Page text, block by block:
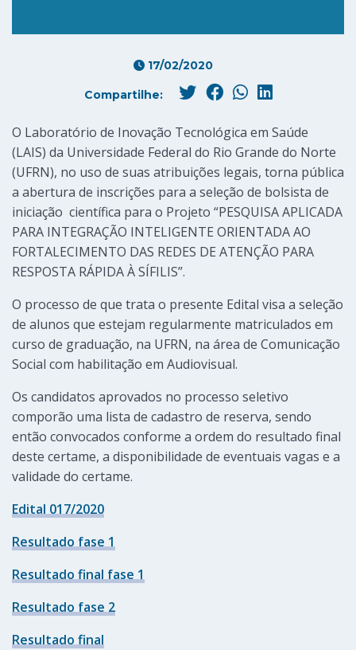
17/02/2020
Compartilhe:
O Laboratório de Inovação Tecnológica em Saúde
(LAIS) da Universidade Federal do Rio Grande do Norte
(UFRN), no uso de suas atribuições legais, torna pública
a abertura de inscrições para a seleção de bolsista de
iniciação científica para o Projeto “PESQUISA APLICADA
PARA INTEGRAÇÃO INTELIGENTE ORIENTADA AO
FORTALECIMENTO DAS REDES DE ATENÇÃO PARA
RESPOSTA RÁPIDA À SÍFILIS”.
O processo de que trata o presente Edital visa a seleção
de alunos que estejam regularmente matriculados em
curso de graduação, na UFRN, na área de Comunicação
Social com habilitação em Audiovisual.
Os candidatos aprovados no processo seletivo
comporão uma lista de cadastro de reserva, sendo
então convocados conforme a ordem do resultado final
deste certame, a disponibilidade de eventuais vagas e a
validade do certame.
Edital 017/2020
Resultado fase 1
Resultado final fase 1
Resultado fase 2
Resultado final